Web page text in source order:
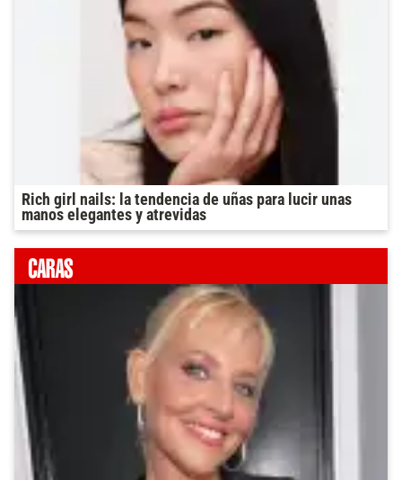
Rich girl nails: la tendencia de uñas para lucir unas
manos elegantes y atrevidas